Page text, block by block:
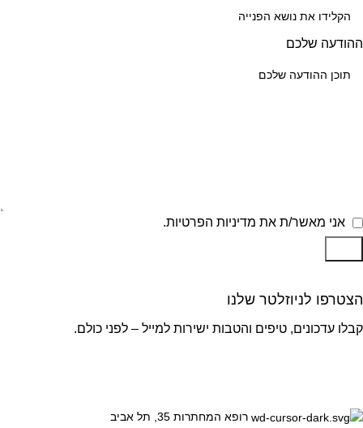
ההודעה שלכם
אני מאשר/ת את מדיניות הפרטיות.
הצטרפו לניוזלטר שלנו
קבלו עדכונים, טיפים והטבות ישירות למייל – לפני כולם.
רופא המחתרות 35, תל אביב